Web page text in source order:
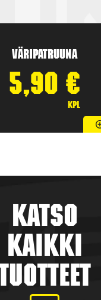
Väripatruuna
5,90 €
kpl
Katso
kaikki
tuotteet